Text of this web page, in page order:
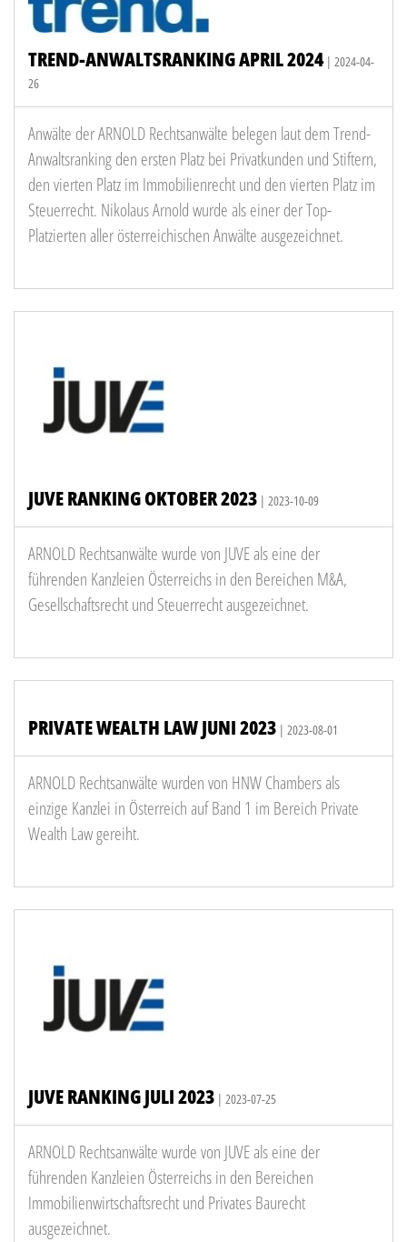
TREND-ANWALTSRANKING APRIL 2024| 2024-04-
26
Anwälte der ARNOLD Rechtsanwälte belegen laut dem Trend-
Anwaltsranking den ersten Platz bei Privatkunden und Stiftern,
den vierten Platz im Immobilienrecht und den vierten Platz im
Steuerrecht. Nikolaus Arnold wurde als einer der Top-
Platzierten aller österreichischen Anwälte ausgezeichnet.
JUVE RANKING OKTOBER 2023 | 2023-10-09
ARNOLD Rechtsanwälte wurde von JUVE als eine der
führenden Kanzleien Österreichs in den Bereichen M&A,
Gesellschaftsrecht und Steuerrecht ausgezeichnet.
PRIVATE WEALTH LAW JUNI 2023 | 2023-08-01
ARNOLD Rechtsanwälte wurden von HNW Chambers als
einzige Kanzlei in Österreich auf Band 1 im Bereich Private
Wealth Law gereiht.
JUVE RANKING JULI 2023 | 2023-07-25
ARNOLD Rechtsanwälte wurde von JUVE als eine der
führenden Kanzleien Österreichs in den Bereichen
Immobilienwirtschaftsrecht und Privates Baurecht
ausgezeichnet.